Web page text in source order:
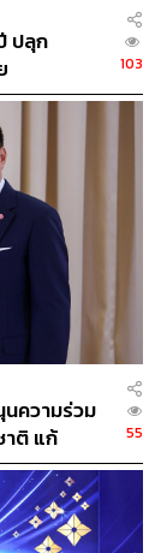
ปลุก
103
ความร่วม
ติ แก้
55